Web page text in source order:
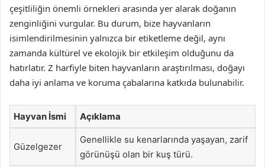
çeşitliliğin önemli örnekleri arasında yer alarak doğanın
zenginliğini vurgular. Bu durum, bize hayvanların
isimlendirilmesinin yalnızca bir etiketleme değil, aynı
zamanda kültürel ve ekolojik bir etkileşim olduğunu da
hatırlatır. Z harfiyle biten hayvanların araştırılması, doğayı
daha iyi anlama ve koruma çabalarına katkıda bulunabilir.
Hayvan İsmi Açıklama
Güzelgezer
Genellikle su kenarlarında yaşayan, zarif
görünüşü olan bir kuş türü.